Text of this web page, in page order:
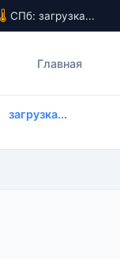
СПб: загрузка...
Главная
загрузка...